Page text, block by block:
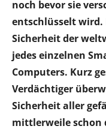
noch bevor sie
entschlüsselt
Sicherheit der
jedes einzelnen
Computers. Kurz
Verdächtiger
Sicherheit aller
mittlerweile schon